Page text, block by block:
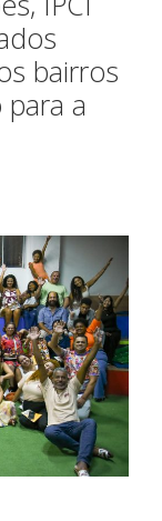
bairros
a